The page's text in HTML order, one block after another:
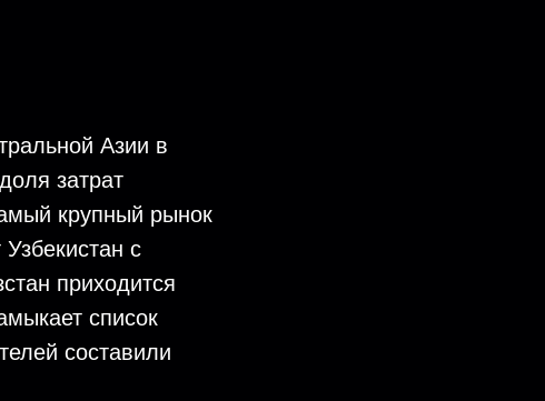
Азии в
затрат
крупный рынок
с
приходится
список
составили